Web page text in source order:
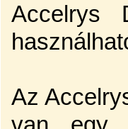
Accelrys
Az